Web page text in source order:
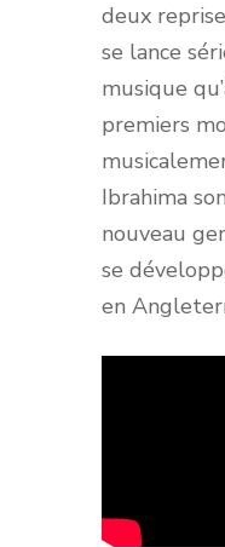
deux
se lance
musique
premiers
Ibrahima
nouveau
se
en